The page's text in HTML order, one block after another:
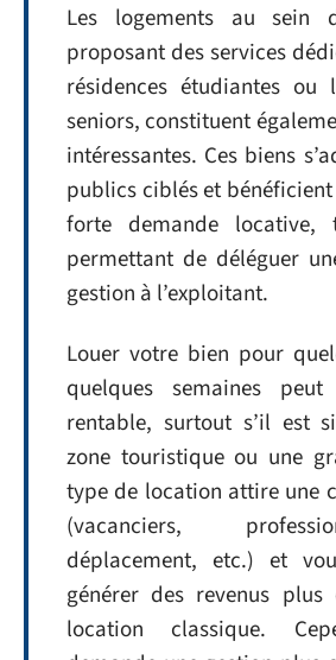
Les logements au sein
proposant des services
résidences étudiantes ou
seniors, constituent
intéressantes. Ces biens
publics ciblés et bénéficient
forte demande locative,
permettant de déléguer
gestion à l’exploitant.
Louer votre bien pour
quelques semaines peut
rentable, surtout s’il est
zone touristique ou une
type de location attire une
(vacanciers,
déplacement, etc.) et
générer des revenus plus
location classique.